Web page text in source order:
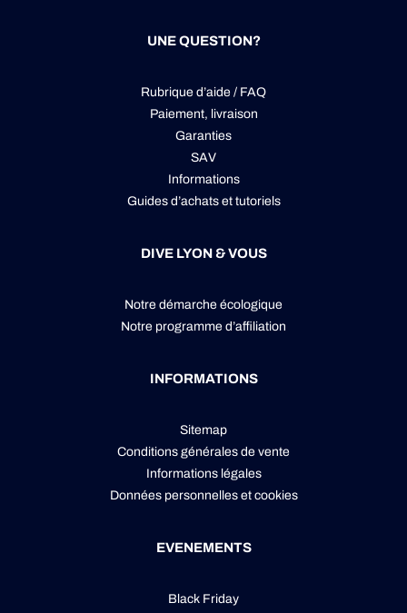
UNE QUESTION?
Rubrique d’aide / FAQ
Paiement, livraison
Garanties
SAV
Informations
Guides d’achats et tutoriels
DIVE LYON & VOUS
Notre démarche écologique
Notre programme d’affiliation
INFORMATIONS
Sitemap
Conditions générales de vente
Informations légales
Données personnelleset cookies
EVENEMENTS
Black Friday